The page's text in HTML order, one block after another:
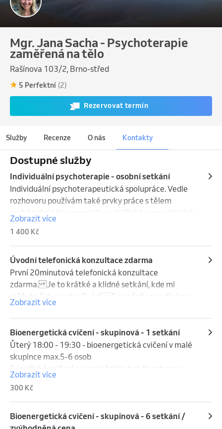
Mgr. Jana Sacha - Psychoterapie
zaměřená na tělo
Rašínova 103/2, Brno-střed
5 Perfektní (2)
Rezervovat termín
Služby Recenze O nás Kontakty
Dostupné služby
Individuální psychoterapie - osobní setkání
Individuální psychoterapeutická spolupráce. Vedle
rozhovoru používám také prvky práce s tělem
vycházející z bioenergetiky a dalších terapeutických
přístupů orientovaných na tělo. Tyto metody
pomáhají klientovi lépe vnímat své tělo, emoce a
potřeby, nacházet cestu k sobě samému a znovu
zažívat více živosti a spontaneity. Skrze nové
prožitky může klient také nově nahlížet na svoji
situaci, což umožňuje její změnu a celkový posun v
životě.
Zobrazit více
1 400 Kč
Úvodní telefonická konzultace zdarma
První 20minutová telefonická konzultace
zdarma.Je to krátké a klidné setkání, kde mi
můžete říct, co vás přivádí.Společně se podíváme,
zda by vám takový způsob práce mohl být užitečný.
Bez závazku a bez tlaku.Jen prostor zjistit, jestli
vám je se mnou dobře.V klidu se pak můžete
rozhodnout, zda chcete spolupracovat dál.
Zobrazit více
Bioenergetická cvičení - skupinová - 1 setkání
Ůterý 18:00 - 19:30 - bioenergetická cvičení v malé
skupince max.5-6 osob
Specifická cvičení na uvolnění hlubokého stresu a
napětí a obnovení životní vitality.
Zobrazit více
300 Kč
Bioenergetická cvičení - skupinová - 6 setkání /